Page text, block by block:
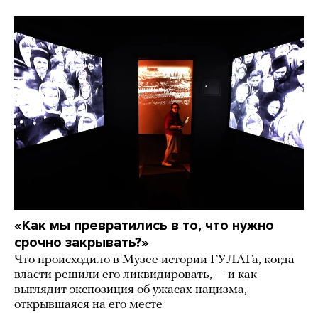
«Как мы превратились в то, что нужно
срочно закрывать?»
Что происходило в Музее истории ГУЛАГа, когда
власти решили его ликвидировать, — и как
выглядит экспозиция об ужасах нацизма,
открывшаяся на его месте